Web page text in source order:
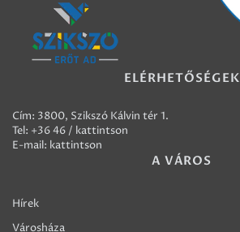
ELÉRHETŐSÉGEK
Cím: 3800, Szikszó Kálvin tér 1.
Tel: +36 46 / kattintson
E-mail: kattintson
A VÁROS
Hírek
Városháza